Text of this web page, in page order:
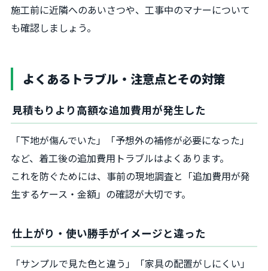
施工前に近隣へのあいさつや、工事中のマナーについて
も確認しましょう。
よくあるトラブル・注意点とその対策
見積もりより高額な追加費用が発生した
「下地が傷んでいた」「予想外の補修が必要になった」
など、着工後の追加費用トラブルはよくあります。
これを防ぐためには、事前の現地調査と「追加費用が発
生するケース・金額」の確認が大切です。
仕上がり・使い勝手がイメージと違った
「サンプルで見た色と違う」「家具の配置がしにくい」